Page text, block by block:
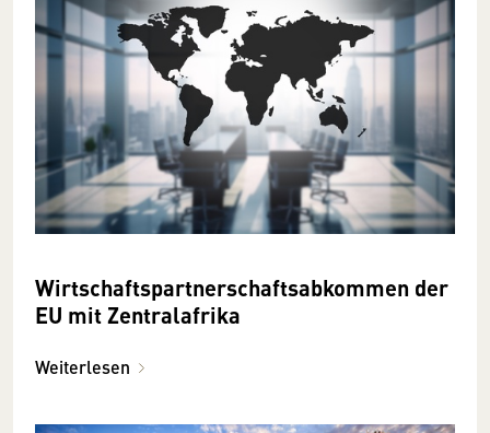
Wirtschaftspartnerschaftsabkommen der
EU mit Zentralafrika
Weiterlesen